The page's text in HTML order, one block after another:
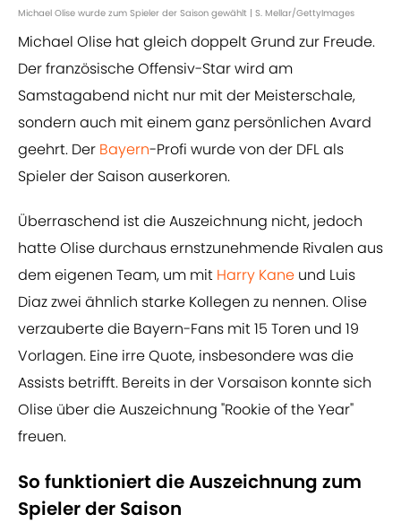
Michael Olise wurde zum Spieler der Saison gewählt | S. Mellar/GettyImages
Michael Olise hat gleich doppelt Grund zur Freude.
Der französische Offensiv-Star wird am
Samstagabend nicht nur mit der Meisterschale,
sondern auch mit einem ganz persönlichen Avard
geehrt. Der Bayern-Profi wurde von der DFL als
Spieler der Saison auserkoren.
Überraschend ist die Auszeichnung nicht, jedoch
hatte Olise durchaus ernstzunehmende Rivalen aus
dem eigenen Team, um mit Harry Kane und Luis
Diaz zwei ähnlich starke Kollegen zu nennen. Olise
verzauberte die Bayern-Fans mit 15 Toren und 19
Vorlagen. Eine irre Quote, insbesondere was die
Assists betrifft. Bereits in der Vorsaison konnte sich
Olise über die Auszeichnung "Rookie of the Year"
freuen.
So funktioniert die Auszeichnung zum
Spieler der Saison